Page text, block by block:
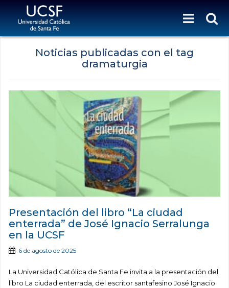
Noticias publicadas con el tag
dramaturgia
Presentación del libro “La ciudad
enterrada” de José Ignacio Serralunga
en la UCSF
6 de agosto de 2025
La Universidad Católica de Santa Fe invita a la presentación del
libro La ciudad enterrada, del escritor santafesino José Ignacio